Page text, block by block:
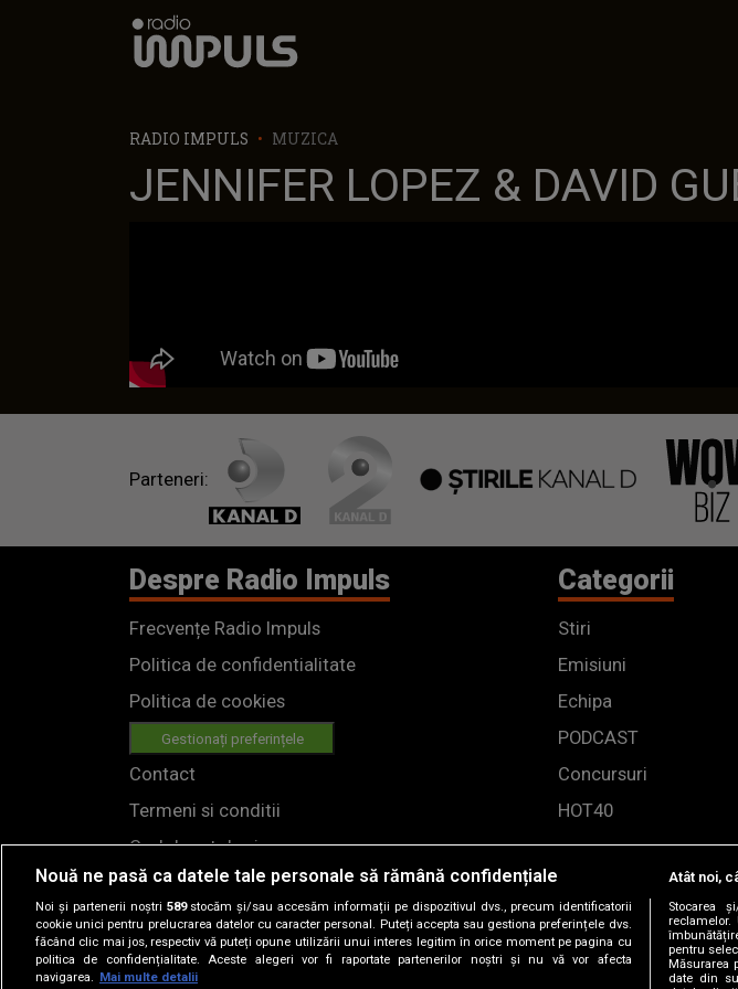
Radio Impuls
RADIO IMPULS MUZICA
JENNIFER LOPEZ & DAVID
Parteneri:
Despre Radio Impuls
Frecvențe Radio Impuls
Politica de confidentialitate
Politica de cookies
Gestionați preferințele
Contact
Termeni si conditii
Cod deontologic
Regulamente
Categorii
Stiri
Emisiuni
Echipa
PODCAST
Concursuri
HOT40
Nouă ne pasă ca datele tale personale să rămână confidențiale
Noi și partenerii noștri 589stocăm și/sau accesăm informații pe dispozitivul dvs., precum identificatorii
cookie unici pentru prelucrarea datelor cu caracter personal. Puteți accepta sau gestiona preferințele dvs.
făcând clic mai jos, respectiv vă puteți opune utilizării unui interes legitim în orice moment pe pagina cu
politica de confidențialitate. Aceste alegeri vor fi raportate partenerilor noștri și nu vă vor afecta
navigarea.
Mai multe detalii
Atât noi,
Stocarea
reclamelor.
pentru
Măsurarea
date din